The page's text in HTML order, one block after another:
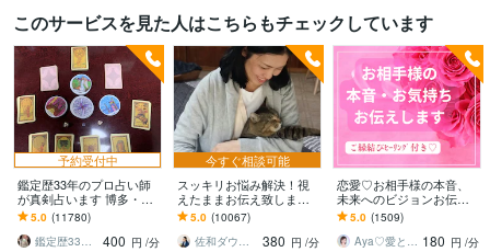
このサービスを見た人はこちらもチェックしています
予約受付中
鑑定歴33年のプロ占い師
が真剣占います 博多・廓
屋の純血統占い祈願師
雷鳥
5.0 (11780)
鑑定歴33年のプロ占い師 雷鳥
400 円 /分
今すぐ相談可能
スッキリお悩み解決！視
えたままお伝え致します
恋愛、結婚、人間関係、
仕事、人生、ペットの気
持ち等◎祈願付き
5.0 (10067)
佐和ダウジング＆スピリットメンター
380 円 /分
恋愛♡お相手様の本音、
未来へのビジョンお伝え
します どんな関係でも細
密にお伝えします✨ツイン
レイ ソウルメイト
5.0 (1509)
Aya♡愛と光のスピリチュアルガイド 180 円 /分